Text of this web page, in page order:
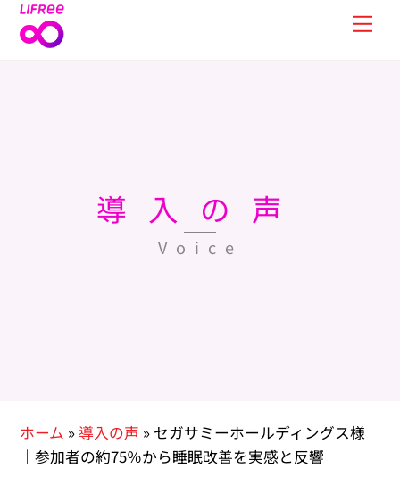
Skip
導入の声
Voice
ホーム »導入の声 » セガサミーホールディングス様
｜参加者の約75％から睡眠改善を実感と反響